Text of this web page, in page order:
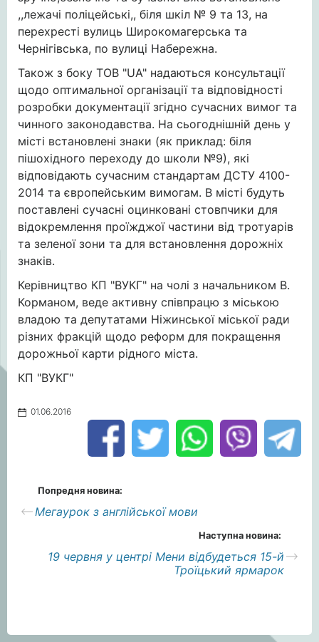
,,лежачі поліцейські,, біля шкіл № 9 та 13, на
перехресті вулиць Широкомагерська та
Чернігівська, по вулиці Набережна.
Також з боку ТОВ "UA" надаються консультації
щодо оптимальної організації та відповідності
розробки документації згідно сучасних вимог та
чинного законодавства. На сьогоднішній день у
місті встановлені знаки (як приклад: біля
пішохідного переходу до школи №9), які
відповідають сучасним стандартам ДСТУ 4100-
2014 та європейським вимогам. В місті будуть
поставлені сучасні оцинковані стовпчики для
відокремлення проїжджої частини від тротуарів
та зеленої зони та для встановлення дорожніх
знаків.
Керівництво КП "ВУКГ" на чолі з начальником В.
Корманом, веде активну співпрацю з міською
владою та депутатами Ніжинської міської ради
різних фракцій щодо реформ для покращення
дорожньої карти рідного міста.
КП "ВУКГ"
01.06.2016
Попредня новина:
Мегаурок з англійської мови
Наступна новина:
19 червня у центрі Мени відбудеться 15-й
Троїцький ярмарок